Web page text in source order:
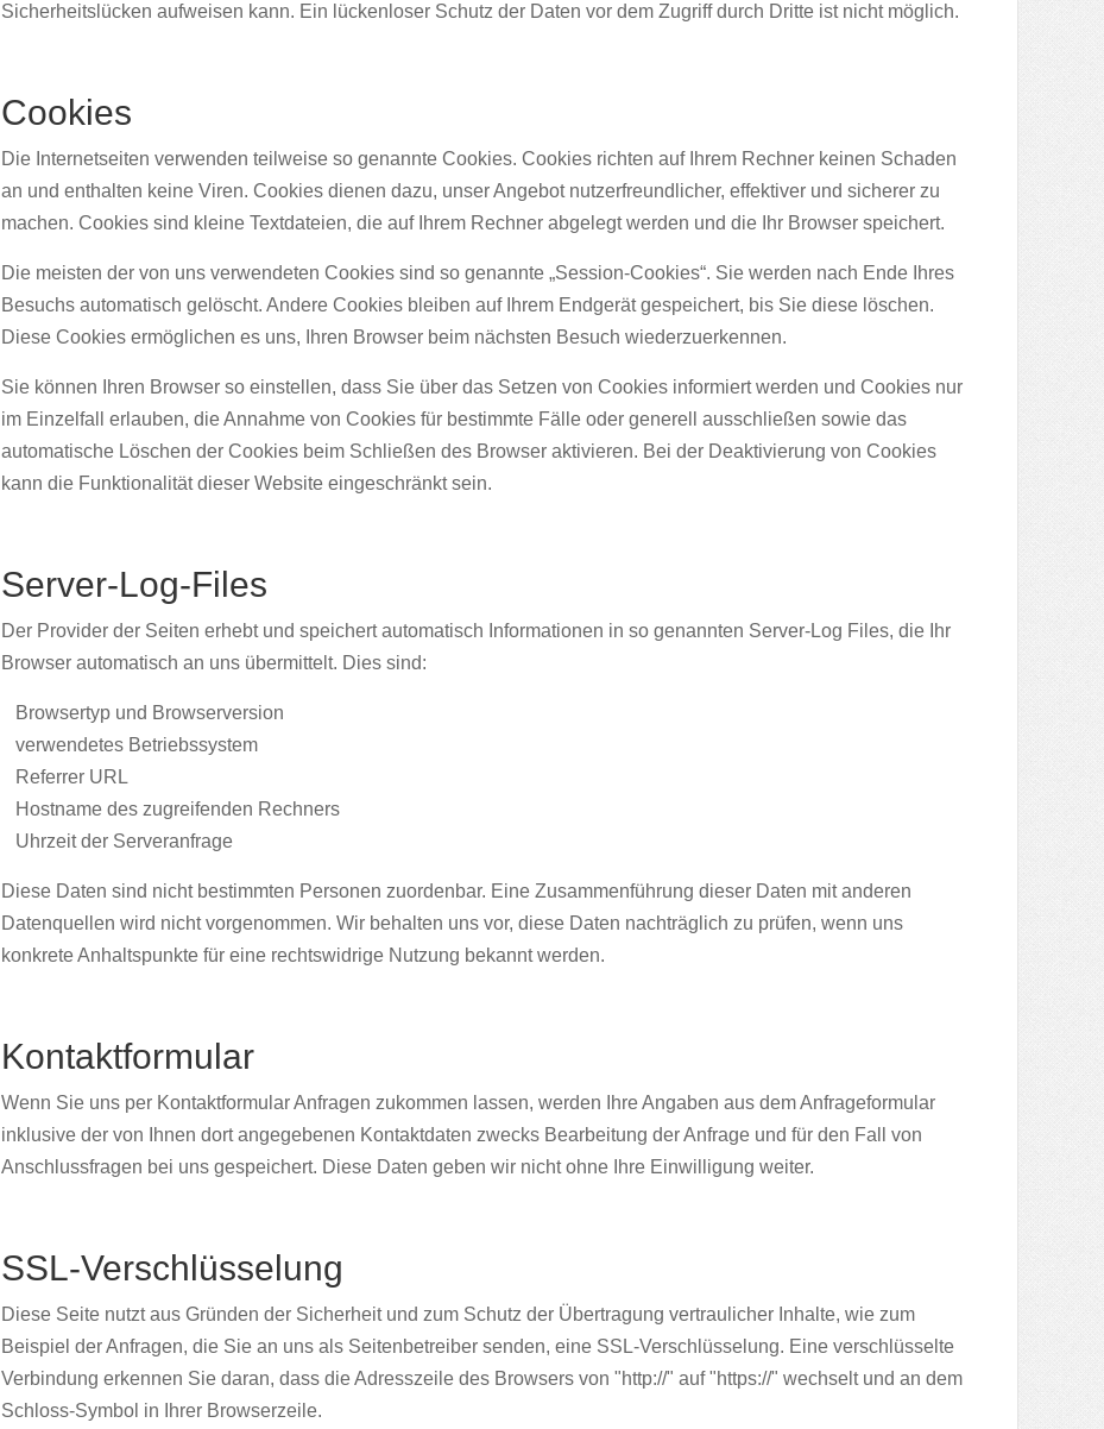
Sicherheitslücken aufweisen kann. Ein lückenloser Schutz der Daten vor dem Zugriff durch Dritte ist nicht möglich.
Cookies
Die Internetseiten verwenden teilweise so genannte Cookies. Cookies richten auf Ihrem Rechner keinen Schaden
an und enthalten keine Viren. Cookies dienen dazu, unser Angebot nutzerfreundlicher, effektiver und sicherer zu
machen. Cookies sind kleine Textdateien, die auf Ihrem Rechner abgelegt werden und die Ihr Browser speichert.
Die meisten der von uns verwendeten Cookies sind so genannte „Session-Cookies“. Sie werden nach Ende Ihres
Besuchs automatisch gelöscht. Andere Cookies bleiben auf Ihrem Endgerät gespeichert, bis Sie diese löschen.
Diese Cookies ermöglichen es uns, Ihren Browser beim nächsten Besuch wiederzuerkennen.
Sie können Ihren Browser so einstellen, dass Sie über das Setzen von Cookies informiert werden und Cookies nur
im Einzelfall erlauben, die Annahme von Cookies für bestimmte Fälle oder generell ausschließen sowie das
automatische Löschen der Cookies beim Schließen des Browser aktivieren. Bei der Deaktivierung von Cookies
kann die Funktionalität dieser Website eingeschränkt sein.
Server-Log-Files
Der Provider der Seiten erhebt und speichert automatisch Informationen in so genannten Server-Log Files, die Ihr
Browser automatisch an uns übermittelt. Dies sind:
Browsertyp und Browserversion
verwendetes Betriebssystem
Referrer URL
Hostname des zugreifenden Rechners
Uhrzeit der Serveranfrage
Diese Daten sind nicht bestimmten Personen zuordenbar. Eine Zusammenführung dieser Daten mit anderen
Datenquellen wird nicht vorgenommen. Wir behalten uns vor, diese Daten nachträglich zu prüfen, wenn uns
konkrete Anhaltspunkte für eine rechtswidrige Nutzung bekannt werden.
Kontaktformular
Wenn Sie uns per Kontaktformular Anfragen zukommen lassen, werden Ihre Angaben aus dem Anfrageformular
inklusive der von Ihnen dort angegebenen Kontaktdaten zwecks Bearbeitung der Anfrage und für den Fall von
Anschlussfragen bei uns gespeichert. Diese Daten geben wir nicht ohne Ihre Einwilligung weiter.
SSL-Verschlüsselung
Diese Seite nutzt aus Gründen der Sicherheit und zum Schutz der Übertragung vertraulicher Inhalte, wie zum
Beispiel der Anfragen, die Sie an uns als Seitenbetreiber senden, eine SSL-Verschlüsselung. Eine verschlüsselte
Verbindung erkennen Sie daran, dass die Adresszeile des Browsers von "http://" auf "https://" wechselt und an dem
Schloss-Symbol in Ihrer Browserzeile.